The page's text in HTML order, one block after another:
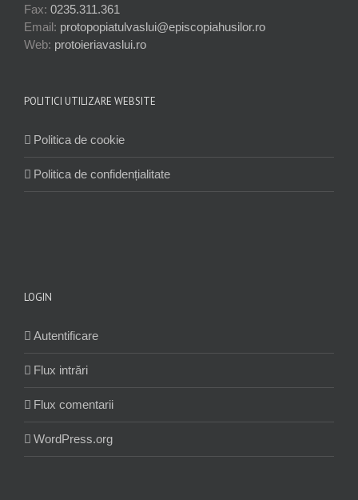
Fax: 0235.311.361
Email: protopopiatulvaslui@episcopiahusilor.ro
Web: protoieriavaslui.ro
POLITICI UTILIZARE WEBSITE
Politica de cookie
Politica de confidențialitate
LOGIN
Autentificare
Flux intrări
Flux comentarii
WordPress.org